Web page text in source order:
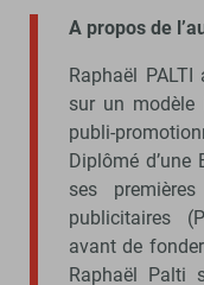
A propos de
Raphaël
sur un modèle
publi-
Diplômé
ses
publicitaires
avant de
Raphaël Palti